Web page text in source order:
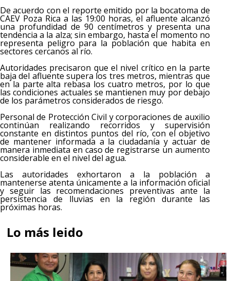
De acuerdo con el reporte emitido por la bocatoma de
CAEV Poza Rica a las 19:00 horas, el afluente alcanzó
una profundidad de 90 centímetros y presenta una
tendencia a la alza; sin embargo, hasta el momento no
representa peligro para la población que habita en
sectores cercanos al río.
Autoridades precisaron que el nivel crítico en la parte
baja del afluente supera los tres metros, mientras que
en la parte alta rebasa los cuatro metros, por lo que
las condiciones actuales se mantienen muy por debajo
de los parámetros considerados de riesgo.
Personal de Protección Civil y corporaciones de auxilio
continúan realizando recorridos y supervisión
constante en distintos puntos del río, con el objetivo
de mantener informada a la ciudadanía y actuar de
manera inmediata en caso de registrarse un aumento
considerable en el nivel del agua.
Las autoridades exhortaron a la población a
mantenerse atenta únicamente a la información oficial
y seguir las recomendaciones preventivas ante la
persistencia de lluvias en la región durante las
próximas horas.
Lo más leido